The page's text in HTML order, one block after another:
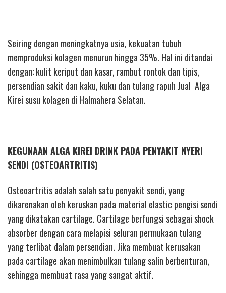
Seiring dengan meningkatnya usia, kekuatan tubuh
memproduksi kolagen menurun hingga 35%. Hal ini ditandai
dengan: kulit keriput dan kasar, rambut rontok dan tipis,
persendian sakit dan kaku, kuku dan tulang rapuh Jual Alga
Kirei susu kolagen di Halmahera Selatan.
KEGUNAAN ALGA KIREI DRINK PADA PENYAKIT NYERI
SENDI (OSTEOARTRITIS)
Osteoartritis adalah salah satu penyakit sendi, yang
dikarenakan oleh keruskan pada material elastic pengisi sendi
yang dikatakan cartilage. Cartilage berfungsi sebagai shock
absorber dengan cara melapisi seluran permukaan tulang
yang terlibat dalam persendian. Jika membuat kerusakan
pada cartilage akan menimbulkan tulang salin berbenturan,
sehingga membuat rasa yang sangat aktif.